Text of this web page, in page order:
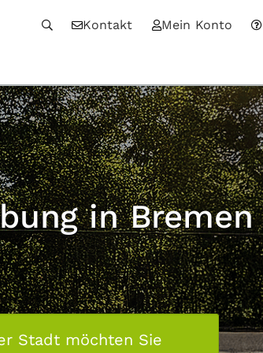
Kontakt Mein Konto
in Bremen
Stadt möchten Sie